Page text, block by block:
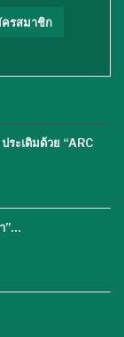
รสมาชิก
ระเดิมด้วย “ARC
”…